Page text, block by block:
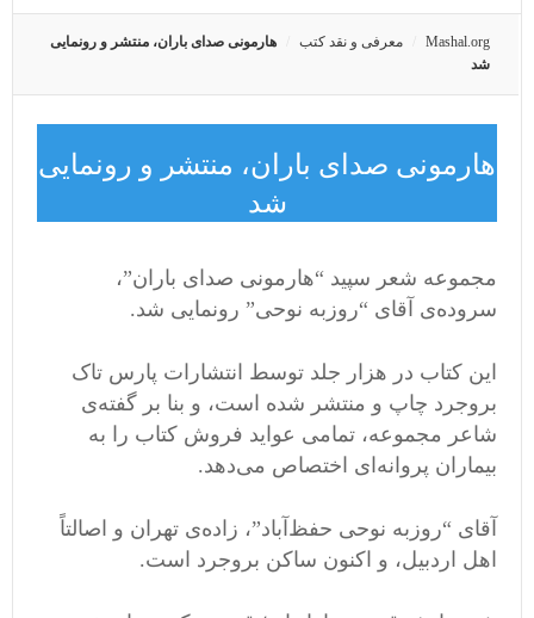
Mashal.org معرفی و نقد کتب
هارمونی صدای باران، منتشر و رونمایی
شد
هارمونی صدای باران، منتشر و رونمایی
شد
مجموعه شعر سپید “هارمونی صدای باران”،
سروده‌ی آقای “روزبه نوحی” رونمایی شد.
این کتاب در هزار جلد توسط انتشارات پارس تاک
بروجرد چاپ و منتشر شده است، و بنا بر گفته‌ی
شاعر مجموعه، تمامی عواید فروش کتاب را به
بیماران پروانه‌ای اختصاص می‌دهد.
آقای “روزبه نوحی حفظ‌آباد”، زاده‌ی تهران و اصالتاً
اهل اردبیل، و اکنون ساکن بروجرد است.